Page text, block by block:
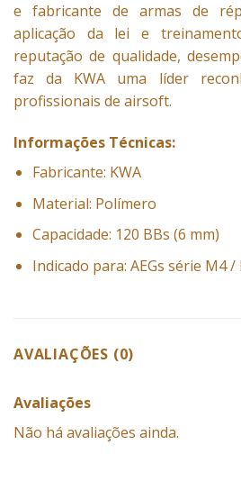
e fabricante de armas de
aplicação da lei e
reputação de qualidade,
faz da KWA uma líder
profissionais de airsoft.
Informações Técnicas:
Fabricante: KWA
Material: Polímero
Capacidade: 120 BBs (6 mm)
Indicado para: AEGs série M4 /
AVALIAÇÕES (0)
Avaliações
Não há avaliações ainda.